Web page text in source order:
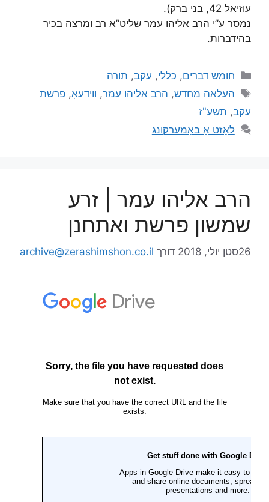
עוזיאל 42, בני ברק).
נמסר ע”י הרב אליהו עמר שליט”א רב ומרצה בכיר
בהידברות.
חומש דברים, כללי, עקב, תורה
העלאה מחדש, הרב אליהו עמר, ווידעאָ,פרשת
עקב, תשע"ז
לאָזט אַ באַמערקונג
הרב אליהו עמר | זרע
שמשון פרשת ואתחנן
26סטן יולי, 2018 דורך archive@zerashimshon.co.il